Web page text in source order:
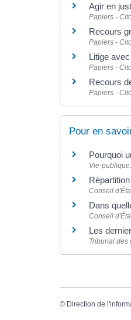
Agir en
Papiers -
Recours
Papiers -
Litige
Papiers -
Recours
Papiers -
Pour en
Pourquoi
Vie-
Conseil
Dans
Conseil
Les
Tribunal des
© Direction de